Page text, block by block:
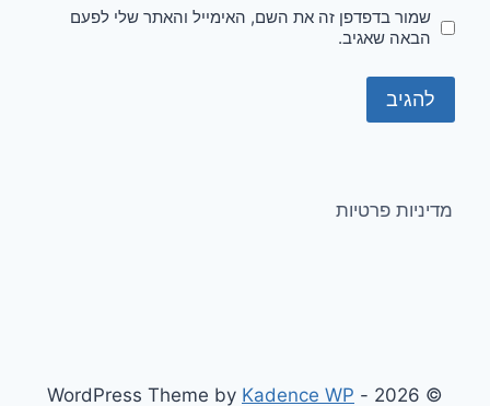
שמור בדפדפן זה את השם, האימייל והאתר שלי לפעם
הבאה שאגיב.
מדיניות פרטיות
© 2026 - WordPress Theme by
Kadence WP